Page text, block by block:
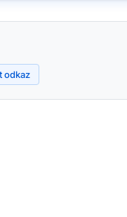
odkaz